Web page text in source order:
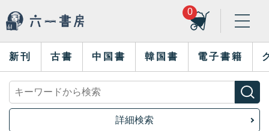
0
新刊 古書 中国書 韓国書 電子書籍
詳細検索